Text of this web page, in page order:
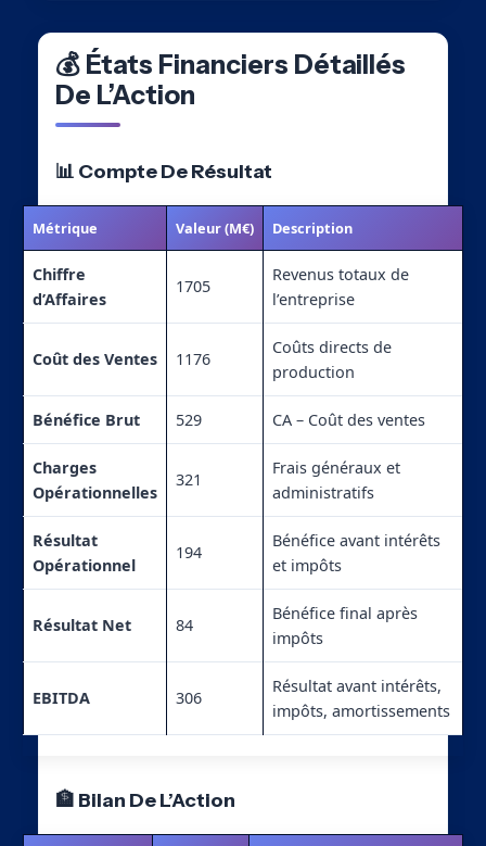
💰 États Financiers Détaillés
De L’Action
📊 Compte De Résultat
Métrique Valeur (M€) Description
Chiffre
d’Affaires
1705
Revenus totaux de
l’entreprise
Coût des Ventes 1176
Coûts directs de
production
Bénéfice Brut 529 CA – Coût des ventes
Charges
Opérationnelles
321
Frais généraux et
administratifs
Résultat
Opérationnel
194
Bénéfice avant intérêts
et impôts
Résultat Net 84
Bénéfice final après
impôts
EBITDA 306
Résultat avant intérêts,
impôts, amortissements
🏦 Bilan De L’Action